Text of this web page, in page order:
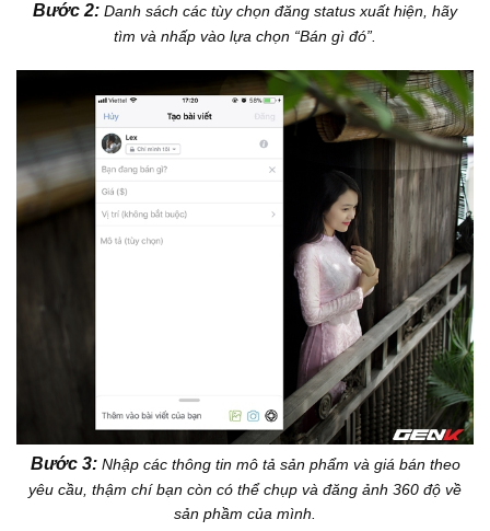
Bước 2: Danh sách các tùy chọn đăng status xuất hiện, hãy
tìm và nhấp vào lựa chọn “Bán gì đó”.
Bước 3:Nhập các thông tin mô tả sản phẩm và giá bán theo
yêu cầu, thậm chí bạn còn có thể chụp và đăng ảnh 360 độ về
sản phầm của mình.